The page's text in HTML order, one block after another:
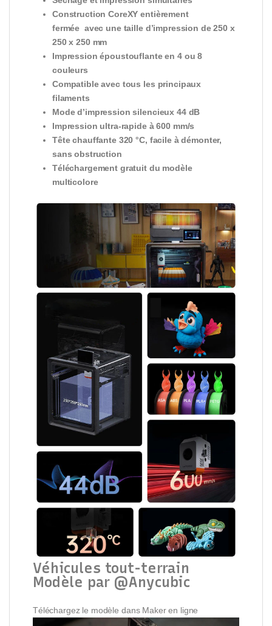
Construction CoreXY entièrement
fermée avec une taille d’impression de 250 x
250 x 250 mm
Impression époustouflante en 4 ou8
couleurs
Compatible avec tous les principaux
filaments
Mode d’impression silencieux 44 dB
Impression ultra-rapide à 600 mm/s
Tête chauffante 320 °C, facile àdémonter,
sans obstruction
Téléchargement gratuit du modèle
multicolore
Véhicules tout-terrain
Modèle par @Anycubic
Téléchargez le modèle dans Maker en ligne